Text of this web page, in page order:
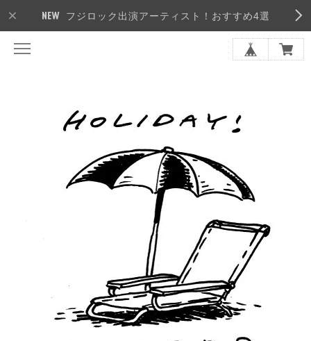
フジロック出演アーティスト！おすすめ4選